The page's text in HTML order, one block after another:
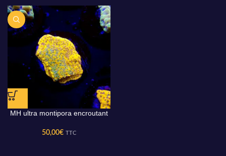
MH ultra montipora encroutant
50,00€ TTC